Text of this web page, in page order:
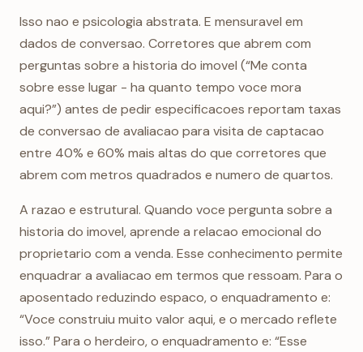
Isso nao e psicologia abstrata. E mensuravel em
dados de conversao. Corretores que abrem com
perguntas sobre a historia do imovel (“Me conta
sobre esse lugar - ha quanto tempo voce mora
aqui?”) antes de pedir especificacoes reportam taxas
de conversao de avaliacao para visita de captacao
entre 40% e 60% mais altas do que corretores que
abrem com metros quadrados e numero de quartos.
A razao e estrutural. Quando voce pergunta sobre a
historia do imovel, aprende a relacao emocional do
proprietario com a venda. Esse conhecimento permite
enquadrar a avaliacao em termos que ressoam. Para o
aposentado reduzindo espaco, o enquadramento e:
“Voce construiu muito valor aqui, e o mercado reflete
isso.” Para o herdeiro, o enquadramento e: “Esse